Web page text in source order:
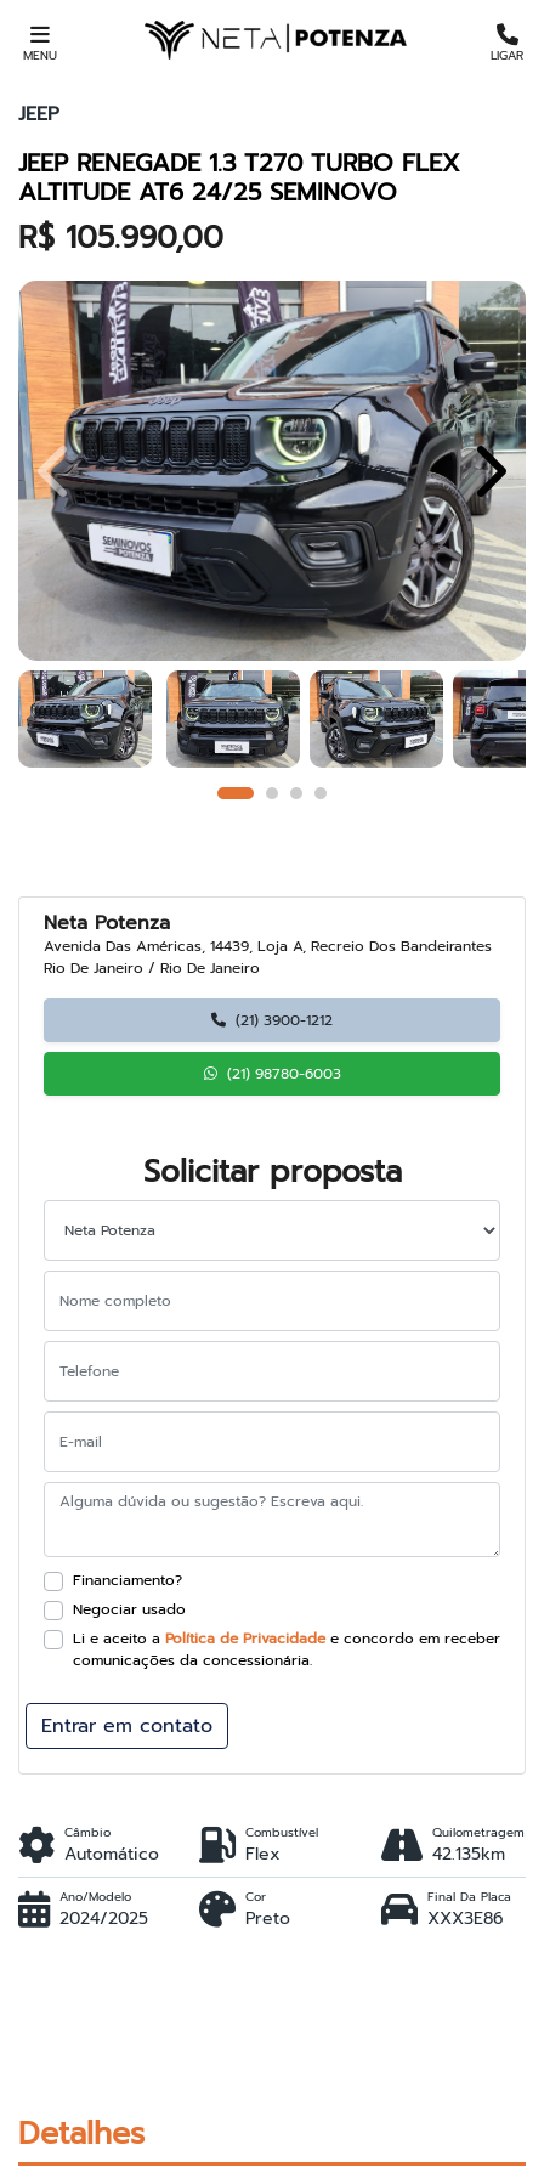
MENU LIGAR
JEEP
JEEP RENEGADE 1.3 T270 TURBO FLEX
ALTITUDE AT6 24/25 SEMINOVO
R$ 105.990,00
Previous Next
Neta Potenza
Avenida Das Américas, 14439, Loja A, Recreio Dos Bandeirantes
Rio De Janeiro / Rio De Janeiro
(21) 3900-1212
(21) 98780-6003
Solicitar proposta
Financiamento?
Negociar usado
Li e aceito a Política de Privacidadee concordo em receber
comunicações da concessionária.
Entrar em contato
Câmbio
Automático
Combustível
Flex
Quilometragem
42.135km
Ano/Modelo
2024/2025
Cor
Preto
Final Da Placa
XXX3E86
Detalhes